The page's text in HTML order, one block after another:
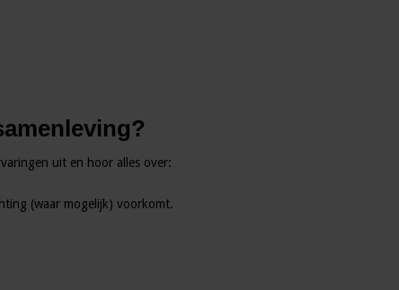
uit en hoor alles over:
(waar mogelijk) voorkomt.